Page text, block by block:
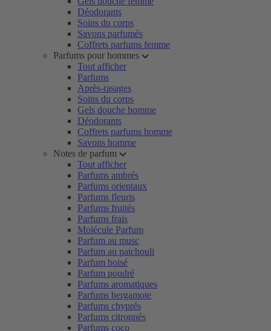
Déodorants
Soins du corps
Savons parfumés
Coffrets parfums femme
Parfums pour hommes
Tout afficher
Parfums
Après-rasages
Soins du corps
Gels douche homme
Déodorants
Coffrets parfums homme
Savons homme
Notes de parfum
Tout afficher
Parfums ambrés
Parfums orientaux
Parfums fleuris
Parfums fruités
Parfums frais
Molécule Parfum
Parfum au musc
Parfum au patchouli
Parfum boisé
Parfum poudré
Parfums aromatiques
Parfums bergamote
Parfums chyprés
Parfums citronnés
Parfums coco